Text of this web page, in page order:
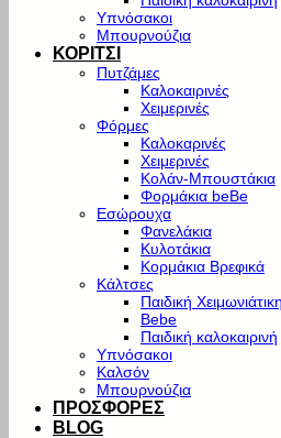
Υπνόσακοι
Μπουρνούζια
ΚΟΡΙΤΣΙ
Πυτζάμες
Καλοκαιρινές
Χειμερινές
Φόρμες
Καλοκαρινές
Χειμερινές
Κολάν-Μπουστάκια
Φορμάκια beBe
Εσώρουχα
Φανελάκια
Κυλοτάκια
Κορμάκια Βρεφικά
Κάλτσες
Παιδική Χειμωνιάτικη
Bebe
Παιδική καλοκαιρινή
Υπνόσακοι
Καλσόν
Μπουρνούζια
ΠΡΟΣΦΟΡΕΣ
BLOG